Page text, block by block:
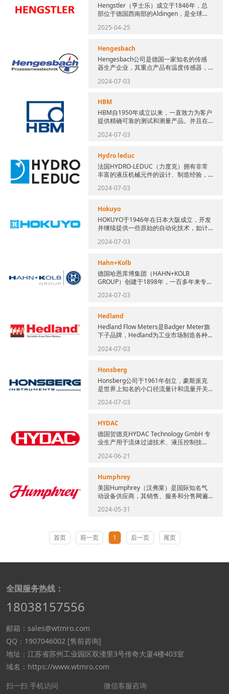
Hengstler（亨士乐）成立于1846年，总
部位于德国西南部的Aldingen，是全球工
切纸器制...
2025-04-25
Hengesbach
Hengesbach公司是德国一家知名的传感
器生产企业，其重点产品有温度传感器，
电导率等。Henge...
2024-07-03
HBM
HBM自1950年成立以来，一直致力为客户
提供精确可靠的测试和测量产品。并且在
持与服务。HBM 产...
2024-07-03
Hydro leduc
法国HYDRO-LEDUC（力度克）拥有非常
丰富的液压机械元件的设计、制造经验，
需求。公司位于法国东...
2024-07-03
Hokuyo
HOKUYO于1946年在日本大阪成立，开发
并继续提供一些原始的自动化技术，如计
各种工厂自动化系统和...
2024-07-03
Hahn+Kolb
德国哈恩库博集团（HAHN+KOLB
GROUP）创建于1898年，一百多年来专业
有分公司和代表处。...
2024-07-03
Hedland
Hedland Flow Meters是Badger Meter旗
下子品牌，Hedland为工业市场制造各种
2024-07-03
Honsberg
Honsberg公司于1961年创立，豪斯派克
是世界上知名的小口径流量计和流量开关
力、液位测量。经过...
2024-07-03
HYDAC
德国贺德克HYDAC Technology GmbH 专
业生产用于流体过滤技术、液压控制技
著名的过滤...
2024-06-21
Humphrey
美国Humphrey（汉弗莱）是国际知名气
动设备供应商，其销售、服务和分售网遍
新煤气灯产品的商业...
2024-05-31
首页 前一页 1 后一页 尾页
全国服务热线：
18038157556
邮箱：sales@wtmro.com
QQ：1907046002 [售前咨询]
地址：江苏省苏州工业园区双溇里3号传奇大厦4楼403室
域名：https://www.wtmro.com
扫一扫 手机访问
微信客服咨询